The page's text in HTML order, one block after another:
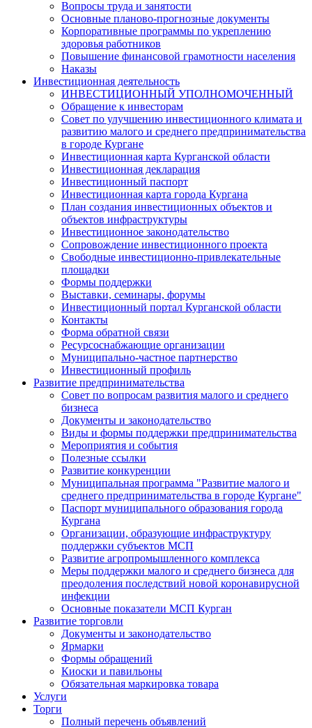
Вопросы труда и занятости
Основные планово-прогнозные документы
Корпоративные программы по укреплению
здоровья работников
Повышение финансовой грамотности населения
Наказы
Инвестиционная деятельность
ИНВЕСТИЦИОННЫЙ УПОЛНОМОЧЕННЫЙ
Обращение к инвесторам
Совет по улучшению инвестиционного климата и
развитию малого и среднего предпринимательства
в городе Кургане
Инвестиционная карта Курганской области
Инвестиционная декларация
Инвестиционный паспорт
Инвестиционная карта города Кургана
План создания инвестиционных объектов и
объектов инфраструктуры
Инвестиционное законодательство
Сопровождение инвестиционного проекта
Свободные инвестиционно-привлекательные
площадки
Формы поддержки
Выставки, семинары, форумы
Инвестиционный портал Курганской области
Контакты
Форма обратной связи
Ресурсоснабжающие организации
Муниципально-частное партнерство
Инвестиционный профиль
Развитие предпринимательства
Совет по вопросам развития малого и среднего
бизнеса
Документы и законодательство
Виды и формы поддержки предпринимательства
Мероприятия и события
Полезные ссылки
Развитие конкуренции
Муниципальная программа "Развитие малого и
среднего предпринимательства в городе Кургане"
Паспорт муниципального образования города
Кургана
Организации, образующие инфраструктуру
поддержки субъектов МСП
Развитие агропромышленного комплекса
Меры поддержки малого и среднего бизнеса для
преодоления последствий новой коронавирусной
инфекции
Основные показатели МСП Курган
Развитие торговли
Документы и законодательство
Ярмарки
Формы обращений
Киоски и павильоны
Обязательная маркировка товара
Услуги
Торги
Полный перечень объявлений